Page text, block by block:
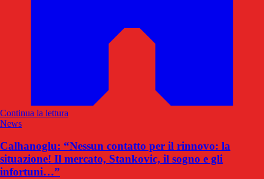
Continua la lettura
News
Calhanoglu: “Nessun contatto per il rinnovo: la
situazione! Il mercato, Stankovic, il sogno e gli
infortuni…”